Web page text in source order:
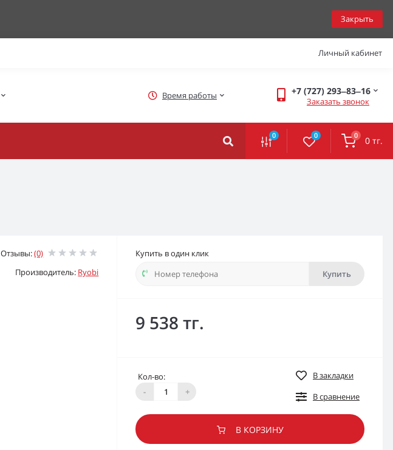
Закрыть
Личный кабинет
Время работы +7 (727) 293‒83‒16
Заказать звонок
0 0 0 0 тг.
Отзывы:(0)
Производитель: Ryobi
Купить в один клик
Купить
9 538 тг.
Кол-во:
-
+
В закладки
В сравнение
В КОРЗИНУ